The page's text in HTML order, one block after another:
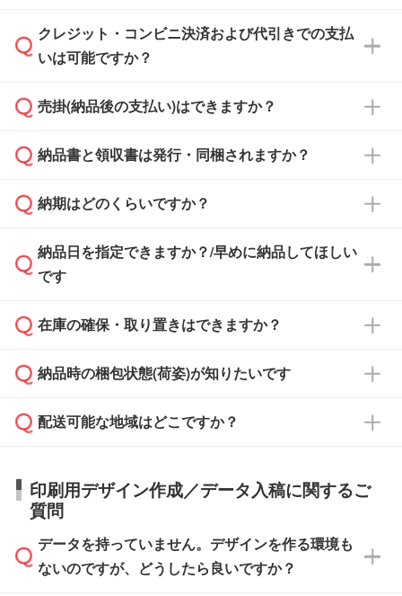
通常、翌営業日までにお送りしております。混
雑状況によっては、お時間をいただくこともご
依頼いただいた場合は、翌営業日以降のご連絡
クレジット・コンビニ決済および代引きでの支払
いは可能ですか？
銀行振込のみのご対応となります。
売掛(納品後の支払い)はできますか？
基本的には先入金をお願いしておりますが、自
どの場合は、月末締め翌月末払いに対応可能で
また、卒業・卒園記念品で対策委員会や個人様
校や幼稚園・保育園であれば、同様の条件でご
ご希望の際は担当スタッフまでお気軽にご相談
ください。
納品書と領収書は発行・同梱されますか？
納品書・領収書は ご依頼をいただいた場合の
ず、通常はPDFデータをメール添付でお送りし
ます。
たは注文フォームの『ご注文に関する備考欄』
納期はどのくらいですか？
・印刷する場合(500個程度)
ご入金、イメージ画像の校了から約2週間～2
ご入金確認後、1～2営業日で出荷いたしま
タッフまでお問い合わせください。
ル」に注文予定日をご入力いただくと、おおよ
その締切日や出荷目安をご確認いただけます。
納品日を指定できますか？/早めに納品してほしい
です
ご希望の納期がある場合は、お問い合わせ・お
い。
応が可能かご案内いたします。
す。>>対象商品はこちら
※最短出荷日は商品によって異なります。各商
品ページにてご確認ください
在庫の確保・取り置きはできますか？
ご入金確認後に在庫を確保し、注文確定のご連
はできかねますので予めご了承ください。
納品時の梱包状態(荷姿)が知りたいです
商品によって異なります。各ページにある商品
す。(白箱、化粧箱、ブリスターパックなど)
【袋入り】 商品がひとつずつ袋に入っていま
す。(透明袋、デザイン袋など)
【個包装なし】 個包装がされていない状態で
配送可能な地域はどこですか？
日本全国へお届けが可能です。なお、海外への
直接納品は行っておりませんので予めご了承く
ださい。
印刷用デザイン作成／データ入稿に関するご
質問
データを持っていません。デザインを作る環境も
ないのですが、どうしたら良いですか？